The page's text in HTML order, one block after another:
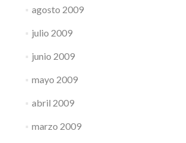
agosto 2009
julio 2009
junio 2009
mayo 2009
abril 2009
marzo 2009